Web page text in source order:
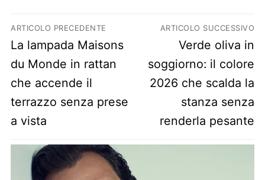
Navigazione articoli
ARTICOLO PRECEDENTE
Previous post:
La lampada Maisons
du Monde in rattan
che accende il
terrazzo senza prese
a vista
ARTICOLO SUCCESSIVO
Next post:
Verde oliva in
soggiorno: il colore
2026 che scalda la
stanza senza
renderla pesante